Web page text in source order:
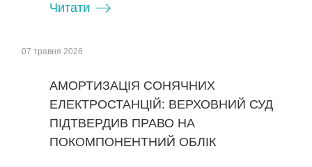
Читати
07 травня 2026
АМОРТИЗАЦІЯ СОНЯЧНИХ
ЕЛЕКТРОСТАНЦІЙ: ВЕРХОВНИЙ СУД
ПІДТВЕРДИВ ПРАВО НА
ПОКОМПОНЕНТНИЙ ОБЛІК